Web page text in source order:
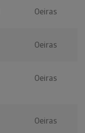
Oeiras
Oeiras
Oeiras
Oeiras